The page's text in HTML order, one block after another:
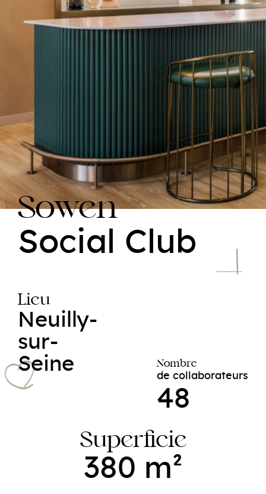
Sowen
Social Club
Lieu
Neuilly-
sur-
Seine
Superficie
380 m²
Nombre
de collaborateurs
48